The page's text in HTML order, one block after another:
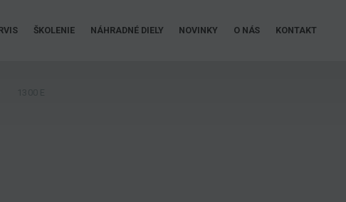
ŠKOLENIE NÁHRADNÉ DIELY NOVINKY O NÁS KONTAKT